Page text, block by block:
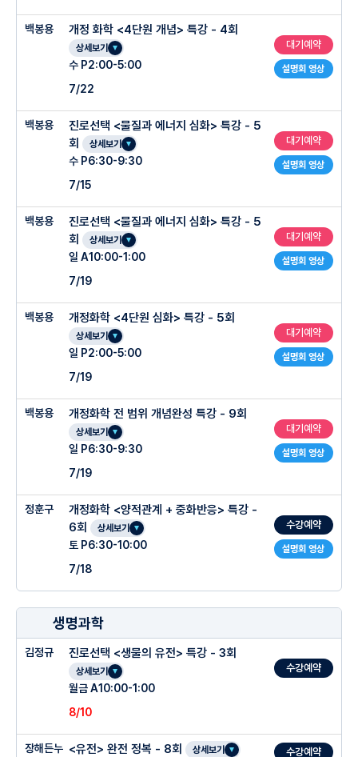
백봉용
설명회 영상
개정 화학 <4단원 개념> 특강 - 4회
상세보기
수 P2:00-5:00
7/22
대기예약
백봉용
설명회 영상
진로선택 <물질과 에너지 심화> 특강 - 5
회
상세보기
수 P6:30-9:30
7/15
대기예약
백봉용
설명회 영상
진로선택 <물질과 에너지 심화> 특강 - 5
회
상세보기
일 A10:00-1:00
7/19
대기예약
백봉용
설명회 영상
개정화학 <4단원 심화> 특강 - 5회
상세보기
일 P2:00-5:00
7/19
대기예약
백봉용
설명회 영상
개정화학 전 범위 개념완성 특강 - 9회
상세보기
일 P6:30-9:30
7/19
대기예약
정훈구
설명회 영상
개정화학 <양적관계 + 중화반응> 특강 -
6회
상세보기
토 P6:30-10:00
7/18
수강예약
생명과학
김정규 진로선택 <생물의 유전> 특강 - 3회
상세보기
월금 A10:00-1:00
8/10
수강예약
장해든누 <유전> 완전 정복 - 8회 상세보기 수강예약